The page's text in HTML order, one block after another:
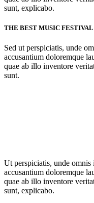
sunt, explicabo.
THE BEST MUSIC FESTIVAL
Sed ut perspiciatis, unde
accusantium doloremque
quae ab illo inventore
sunt.
Ut perspiciatis, unde omnis
accusantium doloremque
quae ab illo inventore
sunt, explicabo.